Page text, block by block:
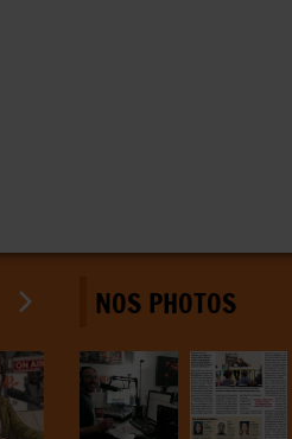
NOS PHOTOS